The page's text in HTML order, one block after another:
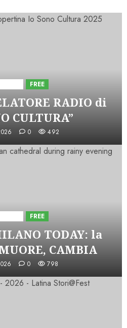
FREE
RADIO di
CULTURA”
0 492
FREE
TODAY: la
CAMBIA
0 798